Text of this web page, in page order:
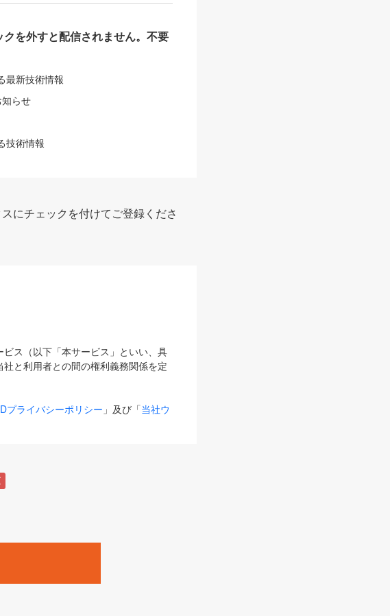
を外すと配信されません。不要
最新技術情報
らせ
技術情報
にチェックを付けてご登録くださ
ス（以下「本サービス」といい、具
と利用者との間の権利義務関係を定
プライバシーポリシー 」及び「当社ウ
された場合、変更後のサービスを含
ーンをいいます。
ECzine」「Biz/Zine」「HRzine」